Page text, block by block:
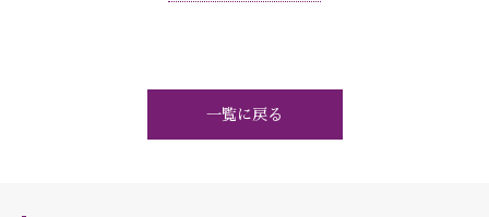
一覧に戻る